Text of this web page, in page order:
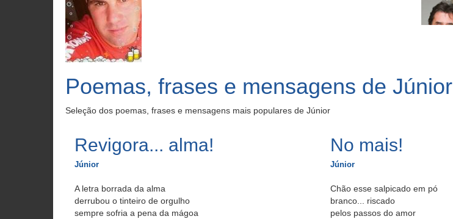
Poemas, frases e mensagens de Júnior
Seleção dos poemas, frases e mensagens mais populares de Júnior
Revigora... alma!
Júnior
A letra borrada da alma
derrubou o tinteiro de orgulho
sempre sofria a pena da mágoa
No mais!
Júnior
Chão esse salpicado em pó
branco... riscado
pelos passos do amor